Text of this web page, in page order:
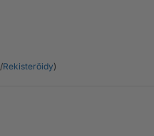
/Rekisteröidy)